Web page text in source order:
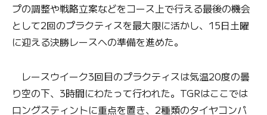
プの調整や戦略立案などをコース上で行える最後の機会
として2回のプラクティスを最大限に活かし、15日土曜
に迎える決勝レースへの準備を進めた。
レースウイーク3回目のプラクティスは気温20度の曇
り空の下、3時間にわたって行われた。TGRはここでは
ロングスティントに重点を置き、2種類のタイヤコンパ